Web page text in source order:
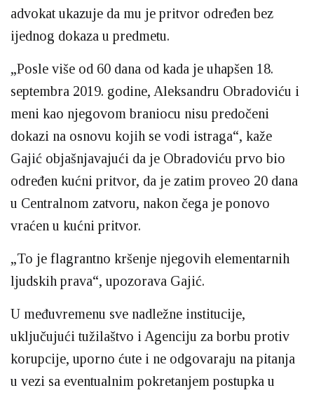
advokat ukazuje da mu je pritvor određen bez
ijednog dokaza u predmetu.
„Posle više od 60 dana od kada je uhapšen 18.
septembra 2019. godine, Aleksandru Obradoviću i
meni kao njegovom braniocu nisu predočeni
dokazi na osnovu kojih se vodi istraga“, kaže
Gajić objašnjavajući da je Obradoviću prvo bio
određen kućni pritvor, da je zatim proveo 20 dana
u Centralnom zatvoru, nakon čega je ponovo
vraćen u kućni pritvor.
„To je flagrantno kršenje njegovih elementarnih
ljudskih prava“, upozorava Gajić.
U međuvremenu sve nadležne institucije,
uključujući tužilaštvo i Agenciju za borbu protiv
korupcije, uporno ćute i ne odgovaraju na pitanja
u vezi sa eventualnim pokretanjem postupka u